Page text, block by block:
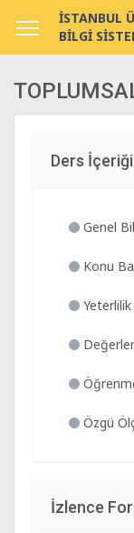
İSTANBUL
BİLGİ
Ders İçeriği
Genel
Konu
Özgü
İzlence